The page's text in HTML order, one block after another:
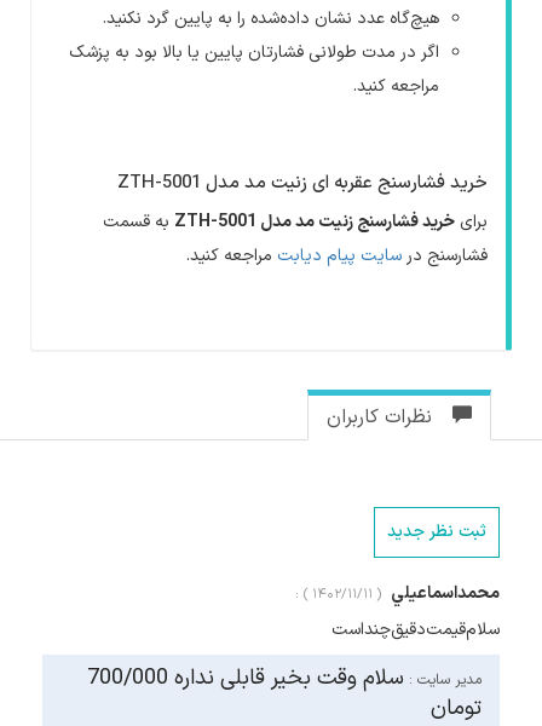
هیچ‌گاه عدد نشان داده‌شده را به پایین گرد نکنید.
اگر در مدت طولانی فشارتان پایین یا بالا بود به پزشک
مراجعه کنید.
خرید فشارسنج عقربه ای زنیت مد مدل ZTH-5001
برای خرید فشارسنج زنیت مد مدل ZTH-5001
به قسمت
فشارسنج در سایت پیام دیابت مراجعه کنید.
نظرات کاربران
ثبت نظر جدید
محمداسماعيلي ( ۱۴۰۲/۱۱/۱۱ ) :
سلام‌قیمت‌دقیق‌چند‌است
مدیر سایت :
سلام وقت بخیر قابلی نداره 700/000
تومان